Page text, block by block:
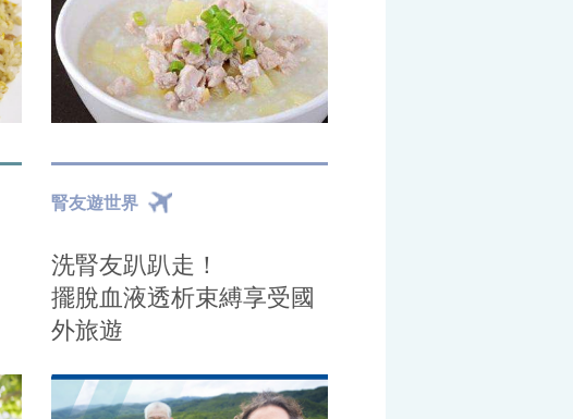
腎友遊世界
洗腎友趴趴走！
擺脫血液透析束縛享受國
外旅遊